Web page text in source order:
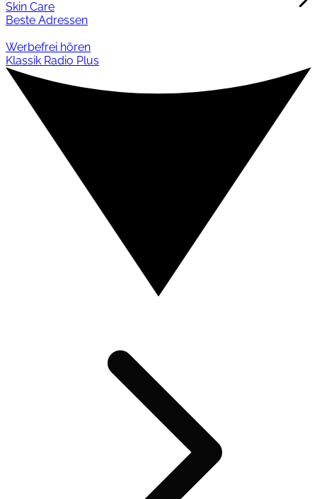
Skin Care
Beste Adressen
Werbefrei hören
Klassik Radio Plus